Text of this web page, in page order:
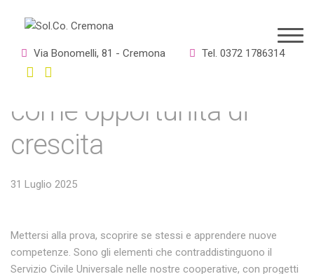
Via Bonomelli, 81 - Cremona Tel. 0372 1786314
Teresa, Amal, Anuraji e
Tiwaa. Il Servizio Civile
come opportunità di
crescita
31 Luglio 2025
Mettersi alla prova, scoprire se stessi e apprendere nuove
competenze. Sono gli elementi che contraddistinguono il
Servizio Civile Universale nelle nostre cooperative, con progetti